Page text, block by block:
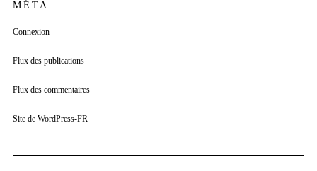
MÉTA
Connexion
Flux des publications
Flux des commentaires
Site de WordPress-FR